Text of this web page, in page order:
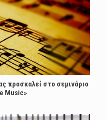
προσκαλεί στο σεμινάριο
Music»